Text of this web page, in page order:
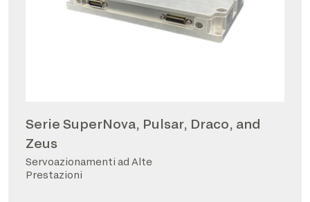
Serie SuperNova, Pulsar, Draco, and
Zeus
Servoazionamenti ad Alte
Prestazioni